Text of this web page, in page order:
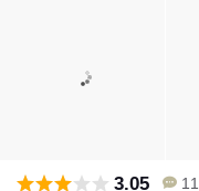
3.05 11